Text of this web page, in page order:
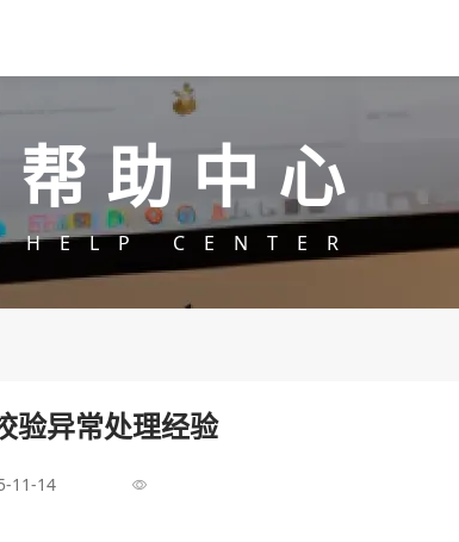
帮助中心
HELP CENTER
验异常处理经验
11-14